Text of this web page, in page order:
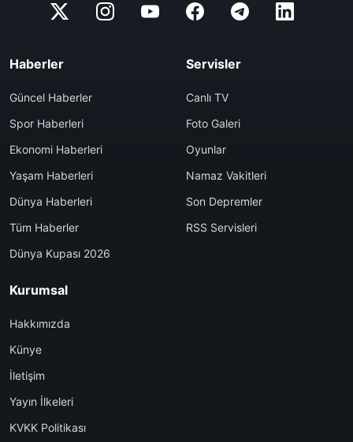
Haberler
Güncel Haberler
Spor Haberleri
Ekonomi Haberleri
Yaşam Haberleri
Dünya Haberleri
Tüm Haberler
Dünya Kupası 2026
Servisler
Canlı TV
Foto Galeri
Oyunlar
Namaz Vakitleri
Son Depremler
RSS Servisleri
Kurumsal
Hakkımızda
Künye
İletişim
Yayın İlkeleri
KVKK Politikası